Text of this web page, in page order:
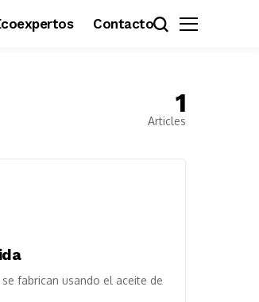
Contacto
1
Articles
fabrican usando el aceite de